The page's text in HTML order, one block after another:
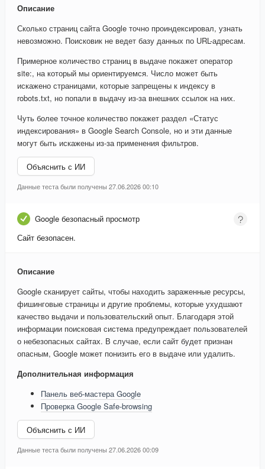
Описание
Сколько страниц сайта Google точно проиндексировал, узнать
невозможно. Поисковик не ведет базу данных по URL-адресам.
Примерное количество страниц в выдаче покажет оператор
site:, на который мы ориентируемся. Число может быть
искажено страницами, которые запрещены к индексу в
robots.txt, но попали в выдачу из-за внешних ссылок на них.
Чуть более точное количество покажет раздел «Статус
индексирования» в Google Search Console, но и эти данные
могут быть искажены из-за применения фильтров.
Объяснить с ИИ
Данные теста были получены 27.06.2026 00:10
Google безопасный просмотр
Сайт безопасен.
Описание
Google сканирует сайты, чтобы находить зараженные ресурсы,
фишинговые страницы и другие проблемы, которые ухудшают
качество выдачи и пользовательский опыт. Благодаря этой
информации поисковая система предупреждает пользователей
о небезопасных сайтах. В случае, если сайт будет признан
опасным, Google может понизить его в выдаче или удалить.
Дополнительная информация
Панель веб-мастера Google
Проверка Google Safe-browsing
Объяснить с ИИ
Данные теста были получены 27.06.2026 00:09